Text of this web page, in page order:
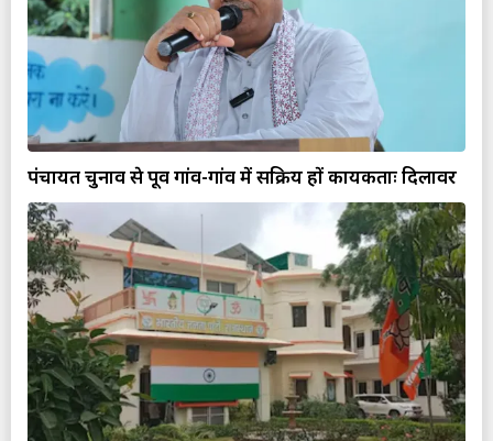
पंचायत चुनाव से पूर्व गांव-गांव में सक्रिय हों कार्यकर्ताः दिलावर